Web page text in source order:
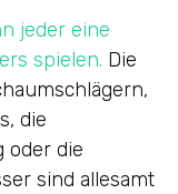
jeder eine
spielen. Die
die
oder die
sind allesamt